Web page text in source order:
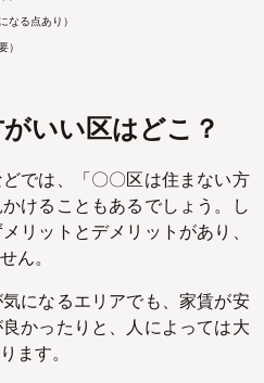
る点あり）
いい区はどこ？
では、「〇〇区は住まない方
けることもあるでしょう。し
リットとデメリットがあり、
ん。
になるエリアでも、家賃が安
かったりと、人によっては大
ます。